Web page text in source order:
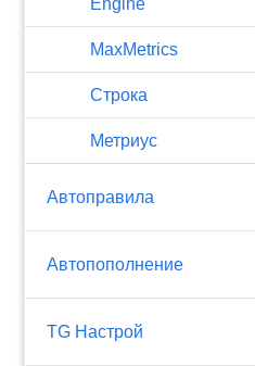
Engine
MaxMetrics
Строка
Метриус
Автоправила
Автопополнение
TG Настрой